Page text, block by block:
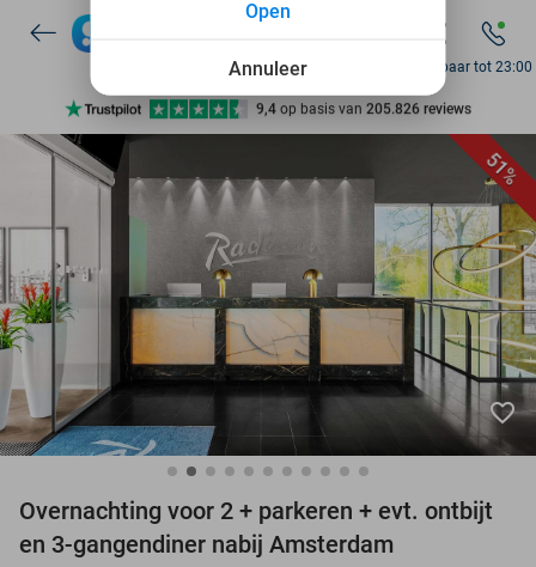
7 dagen per week beschikbaar
10+ miljoen leden
9,4 op basis van 205.826 reviews
7 dagen per week beschikbaar
10+ miljoen leden
Bereikbaar tot 23:00
51%
favorite_border
Overnachting voor 2 + parkeren + evt. ontbijt
en 3-gangendiner nabij Amsterdam
Annuleer
Open